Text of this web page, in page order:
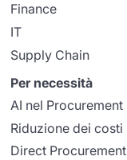
Finance
IT
Supply Chain
Per necessità
AI nel Procurement
Riduzione dei costi
Direct Procurement